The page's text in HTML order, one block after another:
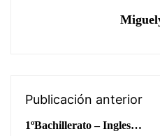
Publicación anterior
1ºBachillerato – Ingles